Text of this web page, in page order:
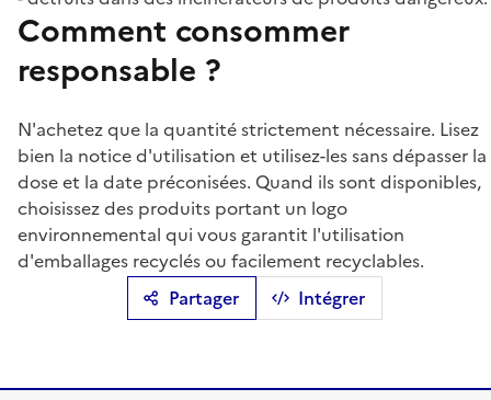
Partager Intégrer
Comment consommer
responsable ?
N'achetez que la quantité strictement nécessaire. Lisez
bien la notice d'utilisation et utilisez-les sans dépasser la
dose et la date préconisées. Quand ils sont disponibles,
choisissez des produits portant un logo
environnemental qui vous garantit l'utilisation
d'emballages recyclés ou facilement recyclables.